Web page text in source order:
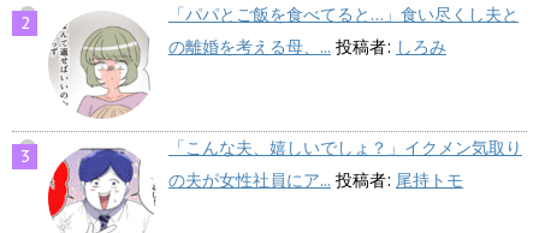
「パパとご飯を食べてると…」食い尽くし夫と
の離婚を考える母、... 投稿者: しろみ
「こんな夫、嬉しいでしょ？」イクメン気取り
の夫が女性社員にア... 投稿者: 尾持トモ